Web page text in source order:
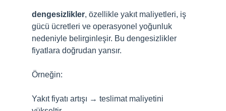
dengesizlikler, özellikle yakıt maliyetleri, iş
gücü ücretleri ve operasyonel yoğunluk
nedeniyle belirginleşir. Bu dengesizlikler
fiyatlara doğrudan yansır.
Örneğin:
Yakıt fiyatı artışı → teslimat maliyetini